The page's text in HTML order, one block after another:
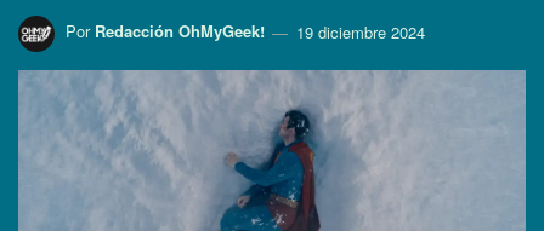
Por Redacción OhMyGeek! 19 diciembre 2024